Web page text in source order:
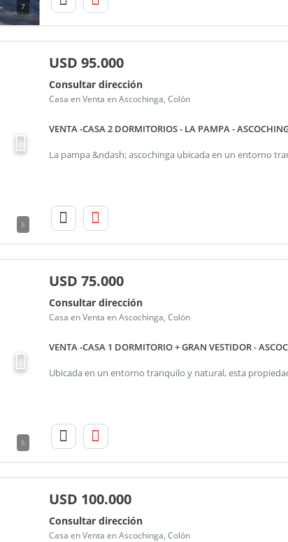
7
5
USD 95.000
Consultar dirección
Casa en Venta en Ascochinga, Colón
VENTA -CASA 2 DORMITORIOS - LA PAMPA -
5
USD 75.000
Consultar dirección
Casa en Venta en Ascochinga, Colón
VENTA -CASA 1 DORMITORIO + GRAN VESTIDOR -
USD 100.000
Consultar dirección
Casa en Venta en Ascochinga, Colón